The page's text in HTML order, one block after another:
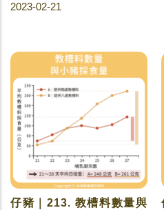
2023-02-21
仔豬｜213. 教槽料數量與